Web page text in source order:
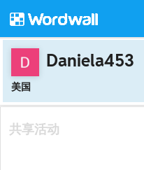
Daniela453
美国
共享活动